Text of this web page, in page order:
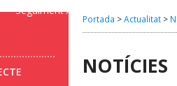
Seguiment xarxa aigua
Portada >Actualitat>
NOTÍCIES